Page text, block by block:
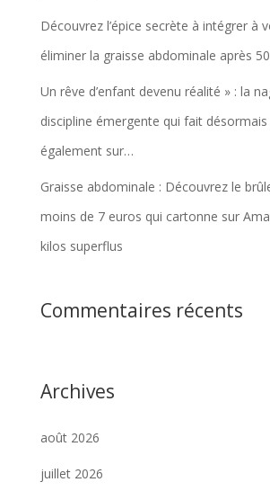
Découvrez l’épice secrète à intégrer à
éliminer la graisse abdominale après
Un rêve d’enfant devenu réalité » : la
discipline émergente qui fait
également sur…
Graisse abdominale : Découvrez le
moins de 7 euros qui cartonne sur
kilos superflus
Commentaires récents
Archives
août 2026
juillet 2026